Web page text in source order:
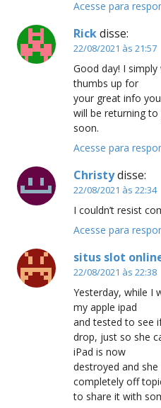
Acesse para
Rickdisse:
22/08/2021 às 21:57
Good day! I
thumbs up for
your great info
will be returning
soon.
Acesse para
Christydisse:
22/08/2021 às 22:34
I couldn’t resist
Acesse para
situs slot
22/08/2021 às 22:38
Yesterday, while I
my apple ipad
and tested to see
drop, just so she
iPad is now
destroyed and
completely off
to share it with